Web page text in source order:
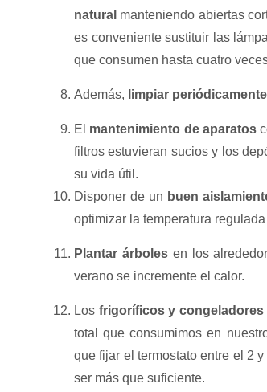
natural manteniendo abiertas
es conveniente sustituir las
que consumen hasta cuatro
Además, limpiar
El mantenimiento de aparatos
filtros estuvieran sucios y los
su vida útil.
Disponer de un buen
optimizar la temperatura
Plantar árbolesen los
verano se incremente el calor.
Los frigoríficos y congeladores
total que consumimos en
que fijar el termostato entre el 2
ser más que suficiente.